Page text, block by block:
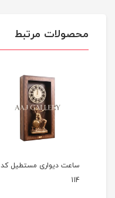
محصولات مرتبط
ساعت دیواری مستطیل کد
114